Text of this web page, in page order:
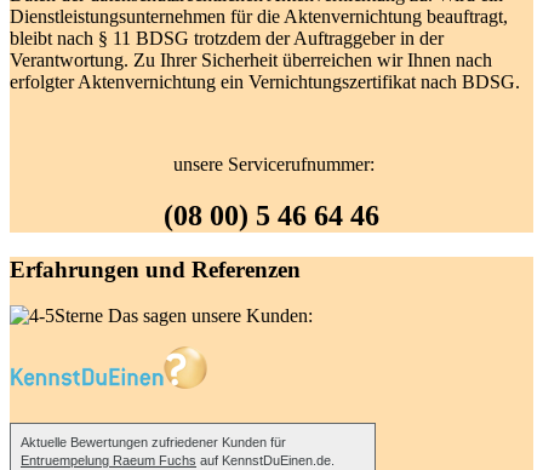
Dienstleistungsunternehmen für die Aktenvernichtung beauftragt,
bleibt nach § 11 BDSG trotzdem der Auftraggeber in der
Verantwortung. Zu Ihrer Sicherheit überreichen wir Ihnen nach
erfolgter Aktenvernichtung ein Vernichtungszertifikat nach BDSG.
unsere Servicerufnummer:
(08 00) 5 46 64 46
Erfahrungen und Referenzen
Das sagen unsere Kunden:
Aktuelle Bewertungen zufriedener Kunden für
Entruempelung Raeum Fuchs auf KennstDuEinen.de.